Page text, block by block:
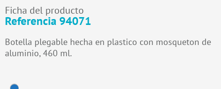
Ficha del producto
Referencia 94071
Botella plegable hecha en plastico con mosqueton de
aluminio, 460 ml.